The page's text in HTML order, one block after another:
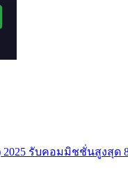
รับคอมมิชชั่นสูงสุด